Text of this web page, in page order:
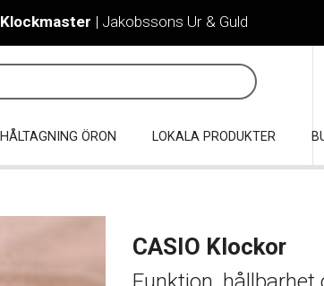
Klockmaster | Jakobssons Ur & Guld
HÅLTAGNING ÖRON LOKALA PRODUKTER
CASIO Klockor